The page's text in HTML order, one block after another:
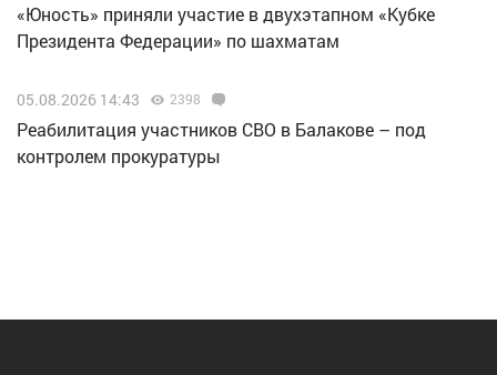
«Юность» приняли участие в двухэтапном «Кубке
Президента Федерации» по шахматам
05.08.2026 14:43 2398
Реабилитация участников СВО в Балакове – под
контролем прокуратуры